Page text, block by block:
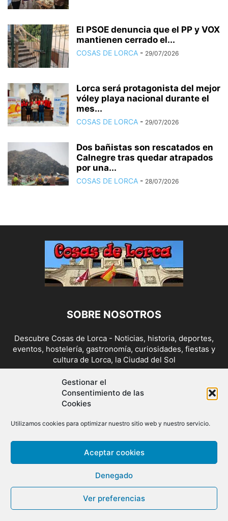
Gestionar el
Consentimiento de las
Cookies
Utilizamos cookies para optimizar nuestro sitio web y nuestro servicio.
Aceptar cookies
Denegado
Ver preferencias
El PSOE denuncia que el PP y VOX
mantienen cerrado el...
COSAS DE LORCA - 29/07/2026
Lorca será protagonista del mejor
vóley playa nacional durante el
mes...
COSAS DE LORCA - 29/07/2026
Dos bañistas son rescatados en
Calnegre tras quedar atrapados
por una...
COSAS DE LORCA - 28/07/2026
SOBRE NOSOTROS
Descubre Cosas de Lorca - Noticias, historia, deportes,
eventos, hostelería, gastronomía, curiosidades, fiestas y
cultura de Lorca, la Ciudad del Sol
Contáctanos:cosasdelorca@gmail.com
SÍGUENOS
© Copyright 2014/26 - Cosas de Lorca